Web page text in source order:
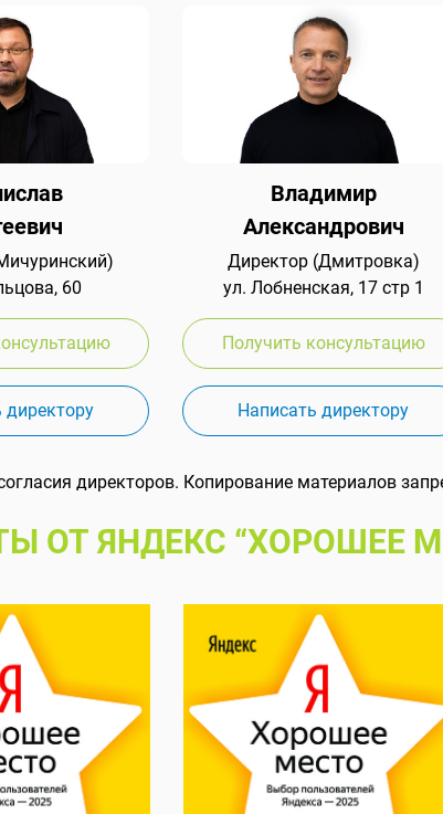
60
директору
Владимир
Александрович
Директор (Дмитровка)
ул. Лобненская, 17 стр 1
Получить консультацию
Написать директору
директоров. Копирование материалов
ОТ ЯНДЕКС “ХОРОШЕЕ